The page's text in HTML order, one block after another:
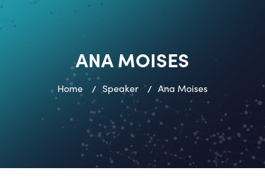
ANA MOISES
Home / Speaker / Ana Moises